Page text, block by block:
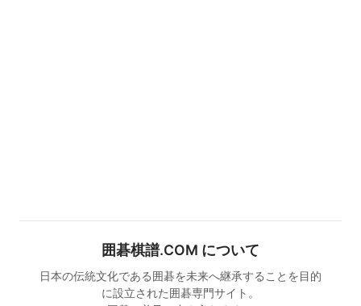
囲碁棋譜.COM について
日本の伝統文化である囲碁を未来へ継承することを目的
に設立された囲碁専門サイト。